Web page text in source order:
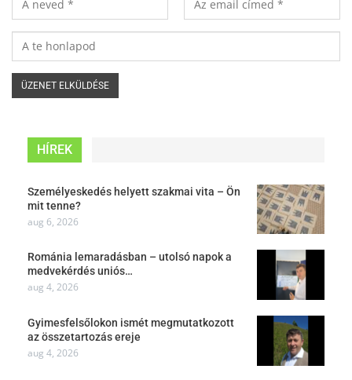
HÍREK
Személyeskedés helyett szakmai vita – Ön
mit tenne?
aug 6, 2026
Románia lemaradásban – utolsó napok a
medvekérdés uniós…
aug 4, 2026
Gyimesfelsőlokon ismét megmutatkozott
az összetartozás ereje
aug 4, 2026